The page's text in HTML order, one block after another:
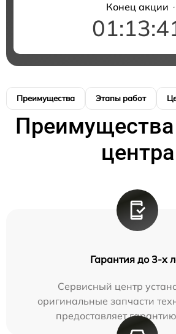
Конец акции
Преимущества Этапы работ
Преимущества
центра
Гарантия до 3-х
Сервисный центр
оригинальные запчасти
предоставляет